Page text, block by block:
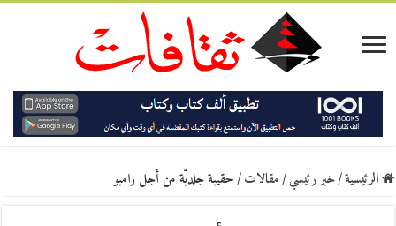
الرئيسية/خبر رئيسي/مقالات/حقيبة جلديّة من أجل رامبو